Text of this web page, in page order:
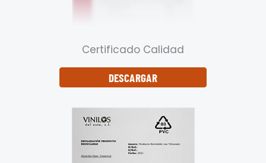
Certificado Calidad
DESCARGAR